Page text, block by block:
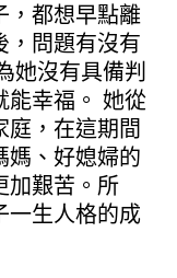
，都想早點離
，問題有沒有
她沒有具備判
能幸福。 她從
庭，在這期間
媽、好媳婦的
加艱苦。所
一生人格的成